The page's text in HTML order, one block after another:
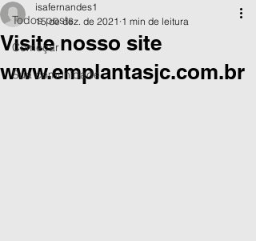
Todos posts
Começar
Sua comunidade
Visite nosso site
www.emplantasjc.com.br
isafernandes1
15 de dez. de 2021 1 min de leitura